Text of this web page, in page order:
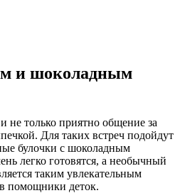
и шоколадным
не только приятно общение за
Для таких встреч подойдут
булочки с шоколадным
легко готовятся, а необычный
таким увлекательным
помощники деток.